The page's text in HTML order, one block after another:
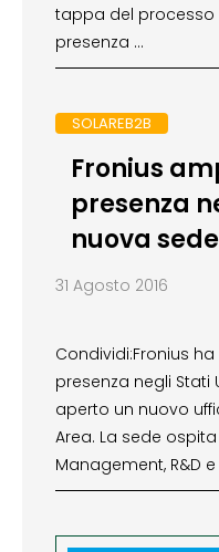
tappa del processo
presenza …
SOLAREB2B
Fronius
presenza
nuova
31 Agosto 2016
Condividi:Fronius
presenza negli Stati
aperto un nuovo
Area. La sede
Management, R&D e